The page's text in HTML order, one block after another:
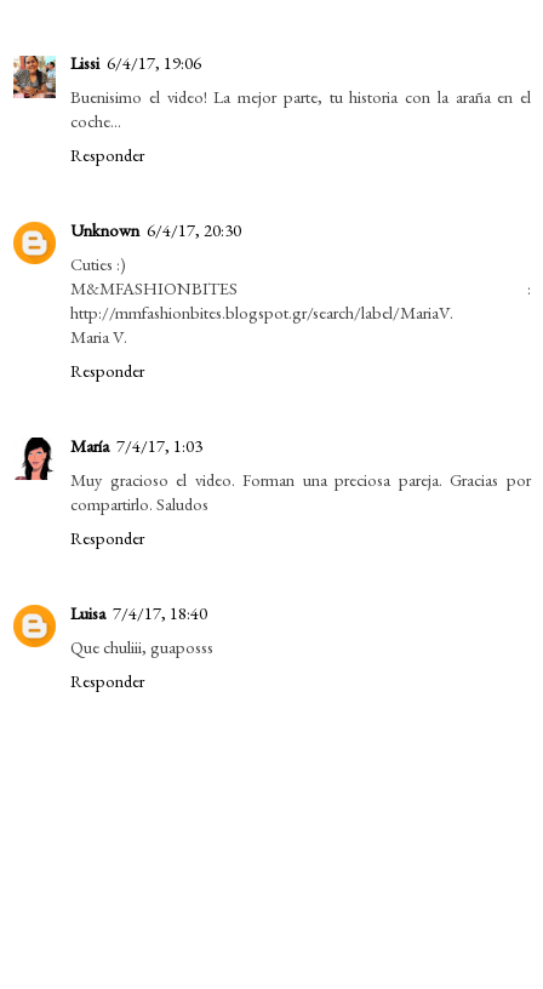
Lissi 6/4/17, 19:06
Buenisimo el video! La mejor parte, tu historia con la araña en el
coche...
Responder
Unknown 6/4/17, 20:30
Cuties :)
M&MFASHIONBITES :
http://mmfashionbites.blogspot.gr/search/label/MariaV.
Maria V.
Responder
María 7/4/17, 1:03
Muy gracioso el video. Forman una preciosa pareja. Gracias por
compartirlo. Saludos
Responder
Luisa 7/4/17, 18:40
Que chuliii, guaposss
Responder